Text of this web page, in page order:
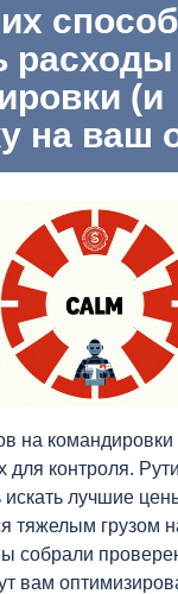
(и
на ваш
на
контроля.
искать лучшие
тяжелым грузом
собрали
вам